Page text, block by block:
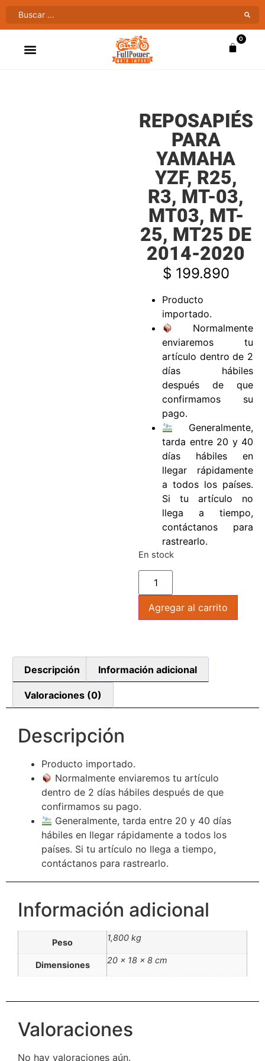
0
REPOSAPIÉS
PARA
YAMAHA
YZF, R25,
R3, MT-03,
MT03, MT-
25, MT25 DE
2014-2020
$ 199.890
Producto
importado.
Normalmente
enviaremos tu
artículo dentro de 2
días hábiles
después de que
confirmamos su
pago.
Generalmente,
tarda entre 20 y 40
días hábiles en
llegar rápidamente
a todos los países.
Si tu artículo no
llega a tiempo,
contáctanos para
rastrearlo.
En stock
Agregar al carrito
Descripción Información adicional
Valoraciones (0)
Descripción
Producto importado.
Normalmente enviaremos tu artículo
dentro de 2 días hábiles después de que
confirmamos su pago.
Generalmente, tarda entre 20 y 40 días
hábiles en llegar rápidamente a todos los
países. Si tu artículo no llega a tiempo,
contáctanos para rastrearlo.
Información adicional
Peso 1,800 kg
Dimensiones 20 × 18 × 8 cm
Valoraciones
No hay valoraciones aún.